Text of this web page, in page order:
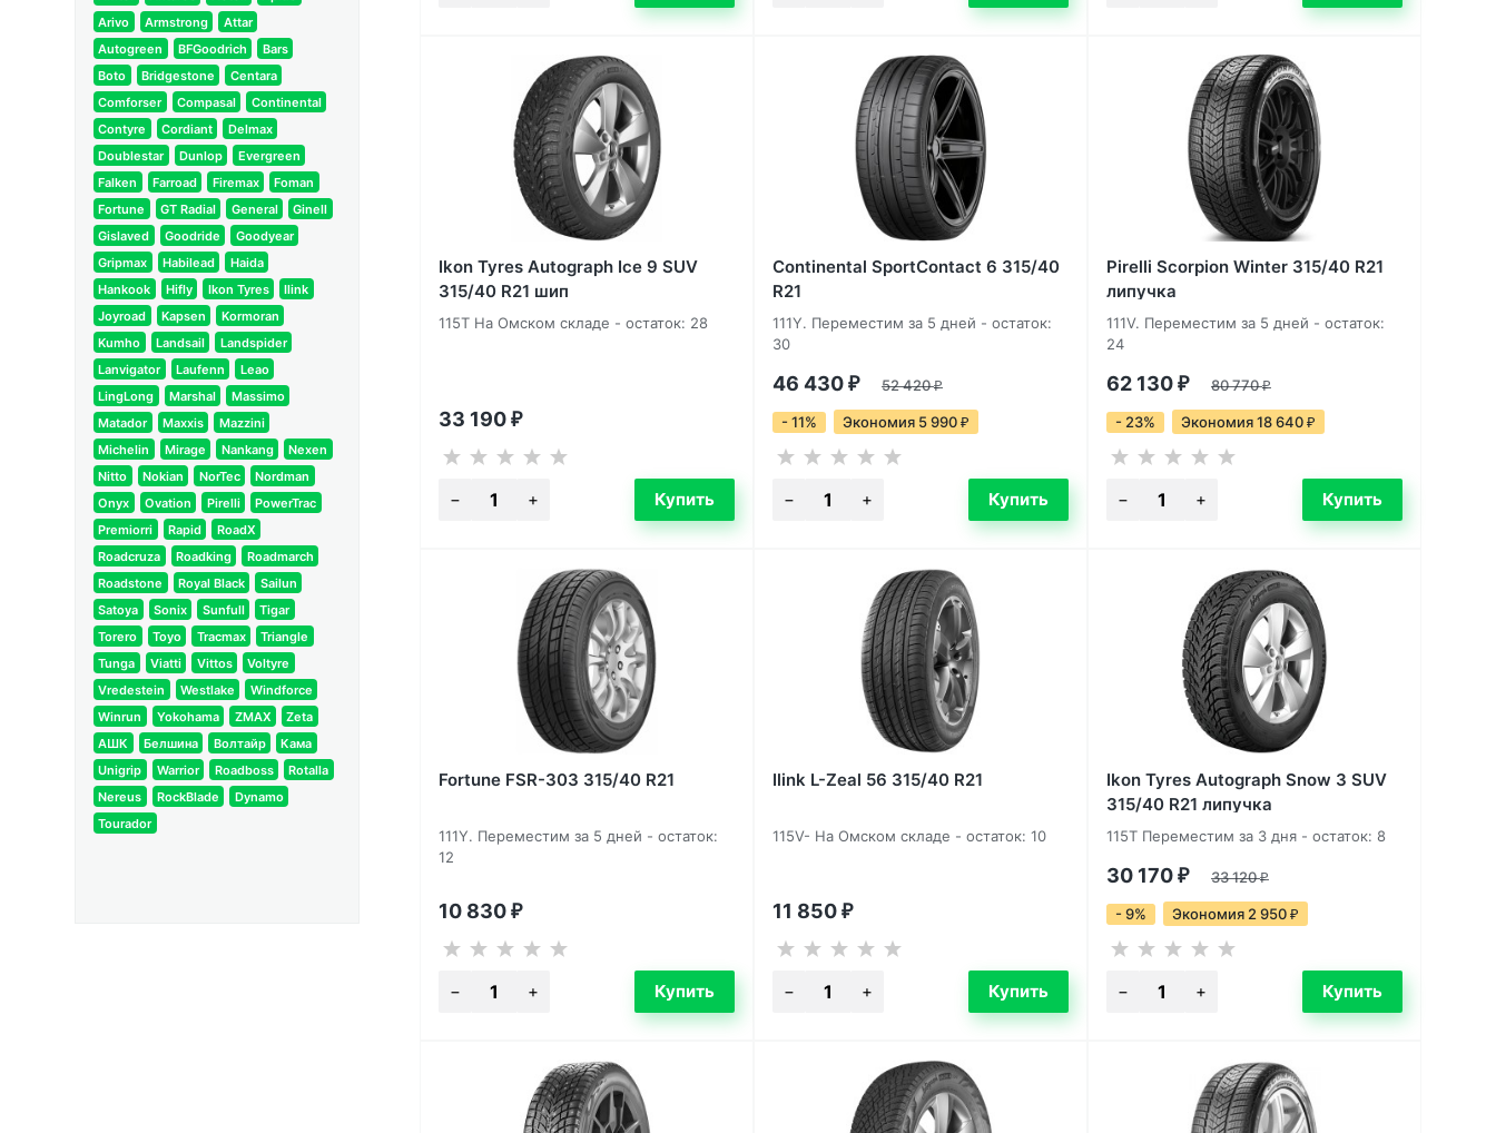
Arivo
Armstrong
Attar
Autogreen
BFGoodrich
Bars
Boto
Bridgestone
Centara
Comforser
Compasal
Continental
Contyre
Cordiant
Delmax
Doublestar
Dunlop
Evergreen
Falken
Farroad Firemax
Foman
Fortune
GT Radial General
Ginell
Gislaved
Goodride
Goodyear
Gripmax
Habilead
Haida
Hankook
Hifly Ikon Tyres
Ilink
Joyroad
Kapsen
Kormoran
Kumho
Landsail
Landspider
Lanvigator
Laufenn
Leao
LingLong
Marshal
Massimo
Matador
Maxxis
Mazzini
Michelin
Mirage Nankang
Nexen
Nitto
Nokian NorTec
Nordman
Onyx
Ovation Pirelli
PowerTrac
Premiorri
Rapid
RoadX
Roadcruza
Roadking
Roadmarch
Roadstone
Royal Black
Sailun
Satoya
Sonix Sunfull
Tigar
Torero
Toyo Tracmax
Triangle
Tunga
Viatti Vittos
Voltyre
Vredestein
Westlake
Windforce
Winrun
Yokohama ZMAX
Zeta
АШК
Белшина Волтайр
Кама
Unigrip
Warrior Roadboss
Rotalla
Nereus
RockBlade
Dynamo
Tourador
Ikon Tyres Autograph Ice 9 SUV
315/40 R21 шип
115T На Омском складе - остаток: 28
33 190 ₽
Continental SportContact 6 315/40
R21
111Y. Переместим за 5 дней - остаток:
30
46 430 ₽ 52 420₽
- 11% Экономия 5 990 ₽
Pirelli Scorpion Winter 315/40 R21
липучка
111V. Переместим за 5 дней - остаток:
24
62 130 ₽ 80 770₽
- 23% Экономия 18 640 ₽
Fortune FSR-303 315/40 R21
111Y. Переместим за 5 дней - остаток:
12
10 830 ₽
Ilink L-Zeal 56 315/40 R21
115V- На Омском складе - остаток: 10
11 850 ₽
Ikon Tyres Autograph Snow 3 SUV
315/40 R21 липучка
115T Переместим за 3 дня - остаток: 8
30 170 ₽ 33 120₽
- 9% Экономия 2 950 ₽